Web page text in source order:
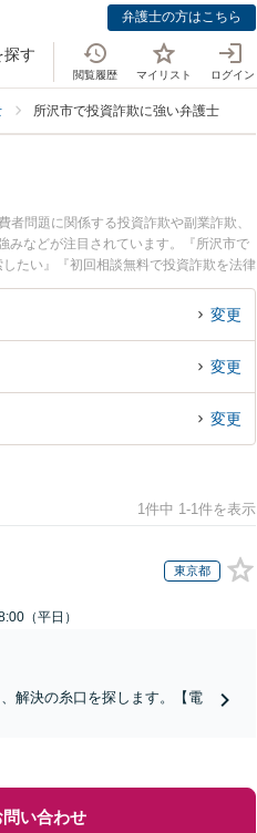
弁護士の方はこちら
探す
閲覧履歴 マイリスト ログイン
所沢市で投資詐欺に強い弁護士
問題に関係する投資詐欺や副業詐欺、
みなどが注目されています。『所沢市で
たい』『初回相談無料で投資詐欺を法律
変更
変更
変更
1件中 1-1件を表示
東京都
（平日）
解決の糸口を探します。【電
問い合わせ